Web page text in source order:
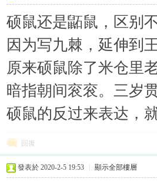
硕鼠还是鼫鼠，区别
因为写九棘，延伸到
原来硕鼠除了米仓里
暗指朝间衮衮。三岁
硕鼠的反过来表达，
回復
發表於 2020-2-5 19:53 顯示全部樓層